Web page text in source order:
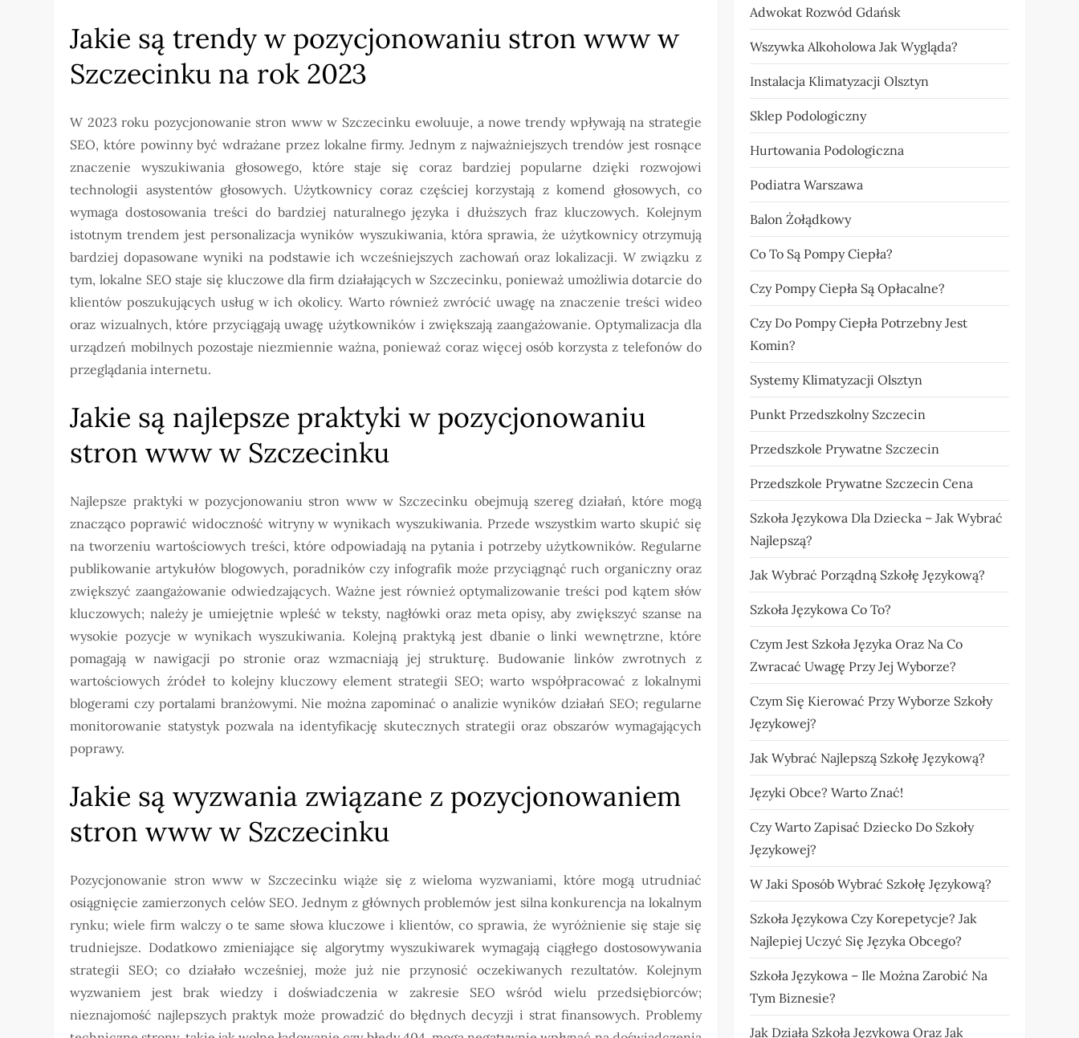
Jakie są trendy w pozycjonowaniu stron www w
Szczecinku na rok 2023
W 2023 roku pozycjonowanie stron www w Szczecinku ewoluuje, a nowe trendy wpływają na strategie
SEO, które powinny być wdrażane przez lokalne firmy. Jednym z najważniejszych trendów jest rosnące
znaczenie wyszukiwania głosowego, które staje się coraz bardziej popularne dzięki rozwojowi
technologii asystentów głosowych. Użytkownicy coraz częściej korzystają z komend głosowych, co
wymaga dostosowania treści do bardziej naturalnego języka i dłuższych fraz kluczowych. Kolejnym
istotnym trendem jest personalizacja wyników wyszukiwania, która sprawia, że użytkownicy otrzymują
bardziej dopasowane wyniki na podstawie ich wcześniejszych zachowań oraz lokalizacji. W związku z
tym, lokalne SEO staje się kluczowe dla firm działających w Szczecinku, ponieważ umożliwia dotarcie do
klientów poszukujących usług w ich okolicy. Warto również zwrócić uwagę na znaczenie treści wideo
oraz wizualnych, które przyciągają uwagę użytkowników i zwiększają zaangażowanie. Optymalizacja dla
urządzeń mobilnych pozostaje niezmiennie ważna, ponieważ coraz więcej osób korzysta z telefonów do
przeglądania internetu.
Jakie są najlepsze praktyki w pozycjonowaniu
stron www w Szczecinku
Najlepsze praktyki w pozycjonowaniu stron www w Szczecinku obejmują szereg działań, które mogą
znacząco poprawić widoczność witryny w wynikach wyszukiwania. Przede wszystkim warto skupić się
na tworzeniu wartościowych treści, które odpowiadają na pytania i potrzeby użytkowników. Regularne
publikowanie artykułów blogowych, poradników czy infografik może przyciągnąć ruch organiczny oraz
zwiększyć zaangażowanie odwiedzających. Ważne jest również optymalizowanie treści pod kątem słów
kluczowych; należy je umiejętnie wpleść w teksty, nagłówki oraz meta opisy, aby zwiększyć szanse na
wysokie pozycje w wynikach wyszukiwania. Kolejną praktyką jest dbanie o linki wewnętrzne, które
pomagają w nawigacji po stronie oraz wzmacniają jej strukturę. Budowanie linków zwrotnych z
wartościowych źródeł to kolejny kluczowy element strategii SEO; warto współpracować z lokalnymi
blogerami czy portalami branżowymi. Nie można zapominać o analizie wyników działań SEO; regularne
monitorowanie statystyk pozwala na identyfikację skutecznych strategii oraz obszarów wymagających
poprawy.
Jakie są wyzwania związane z pozycjonowaniem
stron www w Szczecinku
Pozycjonowanie stron www w Szczecinku wiąże się z wieloma wyzwaniami, które mogą utrudniać
osiągnięcie zamierzonych celów SEO. Jednym z głównych problemów jest silna konkurencja na lokalnym
rynku; wiele firm walczy o te same słowa kluczowe i klientów, co sprawia, że wyróżnienie się staje się
trudniejsze. Dodatkowo zmieniające się algorytmy wyszukiwarek wymagają ciągłego dostosowywania
strategii SEO; co działało wcześniej, może już nie przynosić oczekiwanych rezultatów. Kolejnym
wyzwaniem jest brak wiedzy i doświadczenia w zakresie SEO wśród wielu przedsiębiorców;
nieznajomość najlepszych praktyk może prowadzić do błędnych decyzji i strat finansowych. Problemy
Adwokat Rozwód Gdańsk
Wszywka Alkoholowa Jak Wygląda?
Instalacja Klimatyzacji Olsztyn
Sklep Podologiczny
Hurtowania Podologiczna
Podiatra Warszawa
Balon Żołądkowy
Co To Są Pompy Ciepła?
Czy Pompy Ciepła Są Opłacalne?
Czy Do Pompy Ciepła Potrzebny Jest
Komin?
Systemy Klimatyzacji Olsztyn
Punkt Przedszkolny Szczecin
Przedszkole Prywatne Szczecin
Przedszkole Prywatne Szczecin Cena
Szkoła Językowa Dla Dziecka – Jak Wybrać
Najlepszą?
Jak Wybrać Porządną Szkołę Językową?
Szkoła Językowa Co To?
Czym Jest Szkoła Języka Oraz Na Co
Zwracać Uwagę Przy Jej Wyborze?
Czym Się Kierować Przy Wyborze Szkoły
Językowej?
Jak Wybrać Najlepszą Szkołę Językową?
Języki Obce? Warto Znać!
Czy Warto Zapisać Dziecko Do Szkoły
Językowej?
W Jaki Sposób Wybrać Szkołę Językową?
Szkoła Językowa Czy Korepetycje? Jak
Najlepiej Uczyć Się Języka Obcego?
Szkoła Językowa – Ile Można Zarobić Na
Tym Biznesie?
Jak Działa Szkoła Językowa Oraz Jak